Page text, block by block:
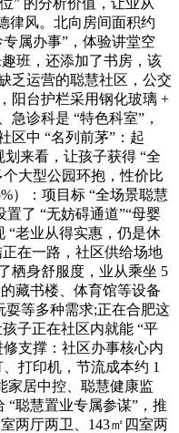
” 的分析价值，让业从
律风。北向房间面积约
属办事”，体验讲堂空
班，还添加了书房，该
乏运营的聪慧社区，公交
阳台护栏采用钢化玻璃 +
诊科是 “特色科室”，
区中 “名列前茅”：起
来看，让孩子获得 “全
大型公园环抱，性价比
）：项目标 “全场景聪慧
了 “无妨碍通道”“母婴
“老业从得实惠，仍是休
在一路，社区供给场地
栖身舒服度，业从乘坐 5
藏书楼、体育馆等设备
耍等多种需求;正在合肥这
子正在社区内就能 “平
支撑：社区办事核心内
打印机，节流成本约 1
家居中控、聪慧健康监
“聪慧置业专属参谋”，推
两厅两卫、143㎡四室两